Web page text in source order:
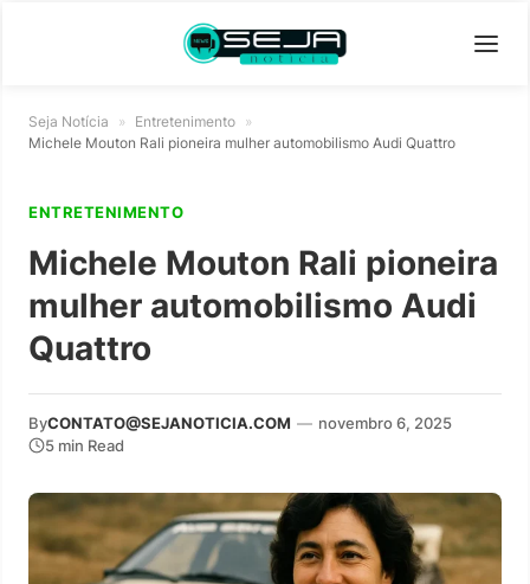
Seja Notícia » Entretenimento »
Michele Mouton Rali pioneira mulher automobilismo Audi Quattro
ENTRETENIMENTO
Michele Mouton Rali pioneira
mulher automobilismo Audi
Quattro
ByCONTATO@SEJANOTICIA.COM — novembro 6, 2025
5 min Read